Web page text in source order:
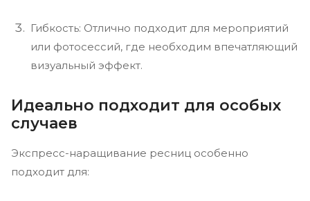
Гибкость: Отлично подходит для мероприятий
или фотосессий, где необходим впечатляющий
визуальный эффект.
Идеально подходит для особых
случаев
Экспресс-наращивание ресниц особенно
подходит для: